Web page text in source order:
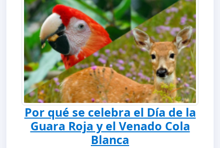
Por qué se celebra el Día de la
Guara Roja y el Venado Cola
Blanca